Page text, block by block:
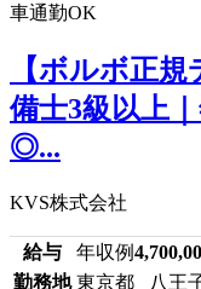
車通勤OK
【ボルボ正
備士3級以上
◎...
KVS株式会社
給与 年収例
勤務地 東京都 八王